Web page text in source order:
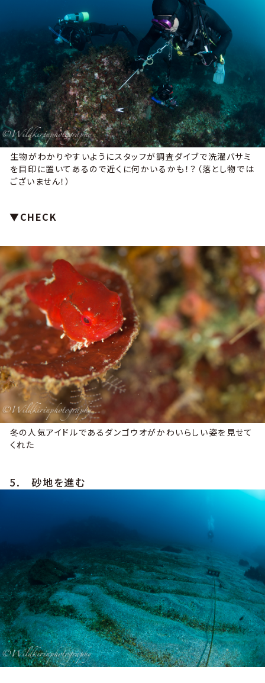
生物がわかりやすいようにスタッフが調査ダイブで洗濯バサミ
を目印に置いてあるので近くに何かいるかも！？（落とし物では
ございません！）
▼CHECK
冬の人気アイドルであるダンゴウオがかわいらしい姿を見せて
くれた
5. 砂地を進む